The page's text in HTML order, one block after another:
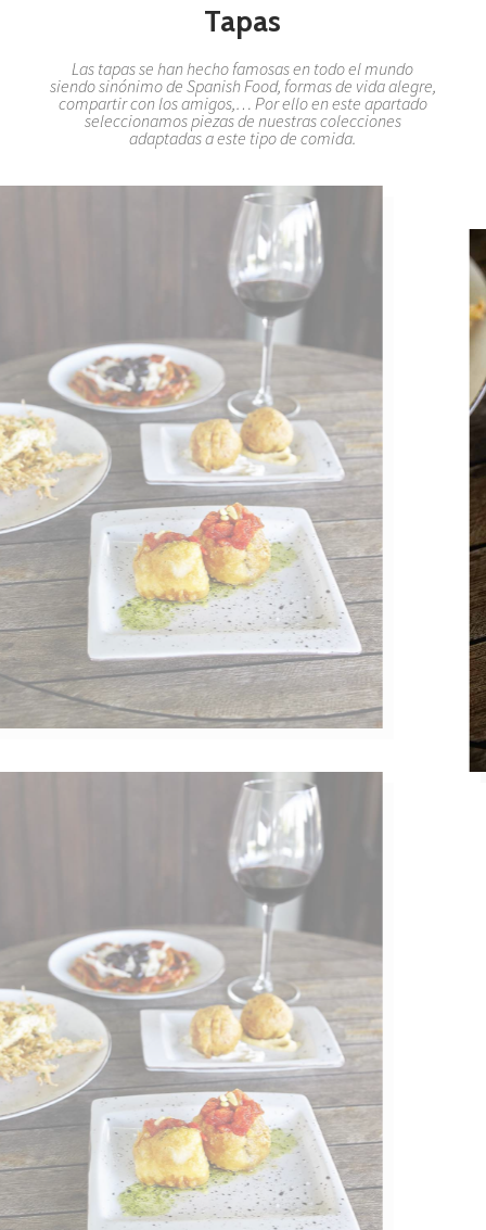
Tapas
Las tapas se han hecho famosas en todo el mundo
siendo sinónimo de Spanish Food, formas de vida alegre,
compartir con los amigos,… Por ello en este apartado
seleccionamos piezas de nuestras colecciones
adaptadas a este tipo de comida.